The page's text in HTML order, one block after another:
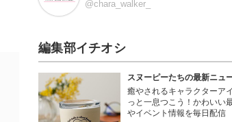
@chara_walker_
編集部イチオシ
スヌーピーたちの最新ニュ
癒やされるキャラクターア
っと一息つこう！かわいい
やイベント情報を毎日配信